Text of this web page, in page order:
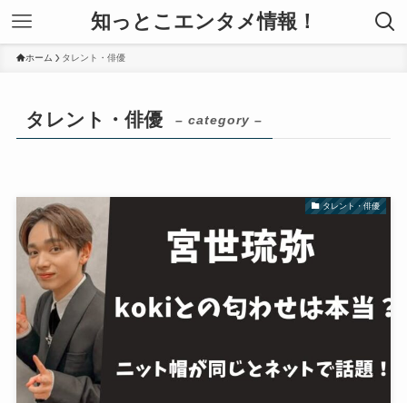
知っとこエンタメ情報！
ホーム タレント・俳優
タレント・俳優 – category –
タレント・俳優